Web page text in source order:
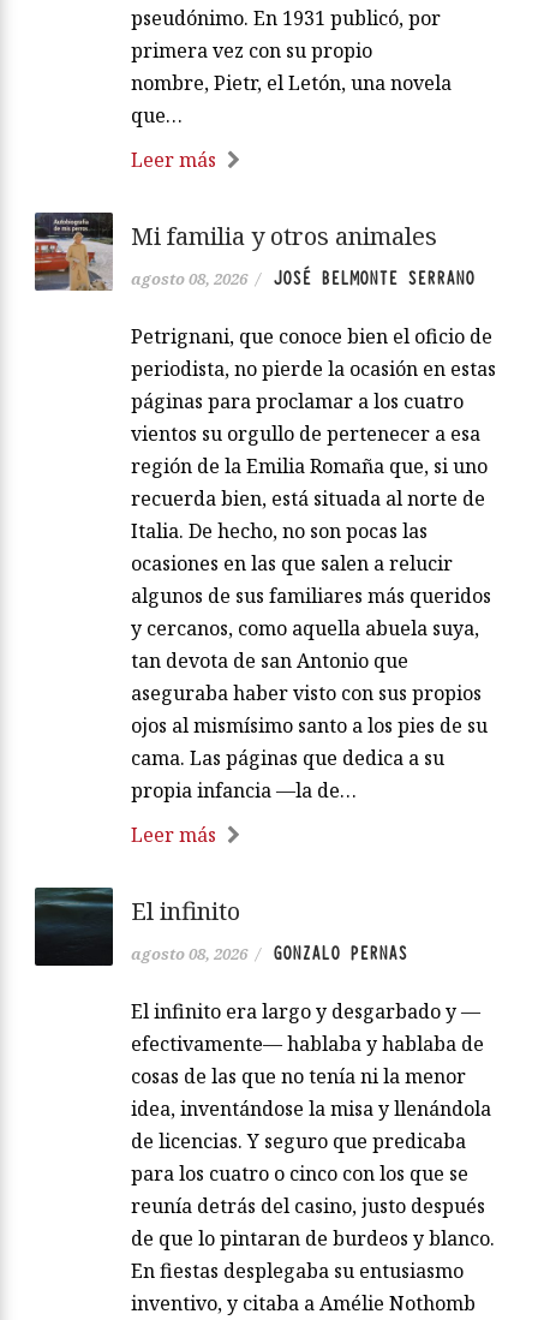
pseudónimo. En 1931 publicó, por
primera vez con su propio
nombre, Pietr, el Letón, una novela
que…
Leer más
Mi familia y otros animales
agosto 08, 2026 / JOSÉ BELMONTE SERRANO
Petrignani, que conoce bien el oficio de
periodista, no pierde la ocasión en estas
páginas para proclamar a los cuatro
vientos su orgullo de pertenecer a esa
región de la Emilia Romaña que, si uno
recuerda bien, está situada al norte de
Italia. De hecho, no son pocas las
ocasiones en las que salen a relucir
algunos de sus familiares más queridos
y cercanos, como aquella abuela suya,
tan devota de san Antonio que
aseguraba haber visto con sus propios
ojos al mismísimo santo a los pies de su
cama. Las páginas que dedica a su
propia infancia —la de…
Leer más
El infinito
agosto 08, 2026 / GONZALO PERNAS
El infinito era largo y desgarbado y —
efectivamente— hablaba y hablaba de
cosas de las que no tenía ni la menor
idea, inventándose la misa y llenándola
de licencias. Y seguro que predicaba
para los cuatro o cinco con los que se
reunía detrás del casino, justo después
de que lo pintaran de burdeos y blanco.
En fiestas desplegaba su entusiasmo
inventivo, y citaba a Amélie Nothomb